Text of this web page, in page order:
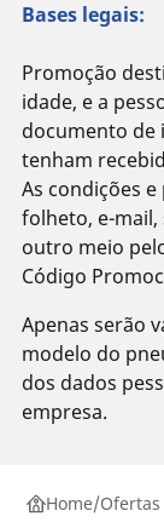
Bases legais:
Promoção
idade, e a
documento de
tenham
As condições
folheto, e-
outro meio
Código
Apenas serão
modelo do
dos dados
empresa.
Home Ofertas